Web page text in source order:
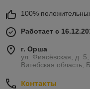
100%
Работает с
г. Орша
ул. Фиясёвская, д.
Витебская
Контакты